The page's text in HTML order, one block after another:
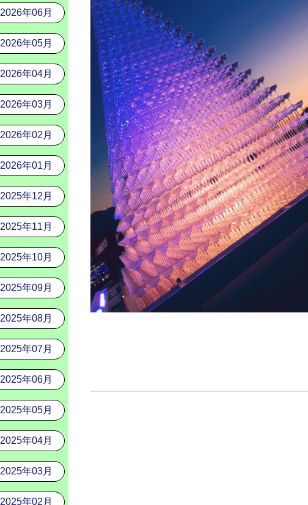
2026年06月
2026年05月
2026年04月
2026年03月
2026年02月
2026年01月
2025年12月
2025年11月
2025年10月
2025年09月
2025年08月
2025年07月
2025年06月
2025年05月
2025年04月
2025年03月
2025年02月